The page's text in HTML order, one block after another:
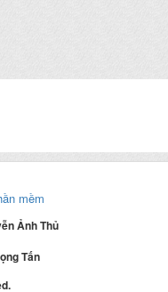
mềm
Ảnh Thủ
Tấn